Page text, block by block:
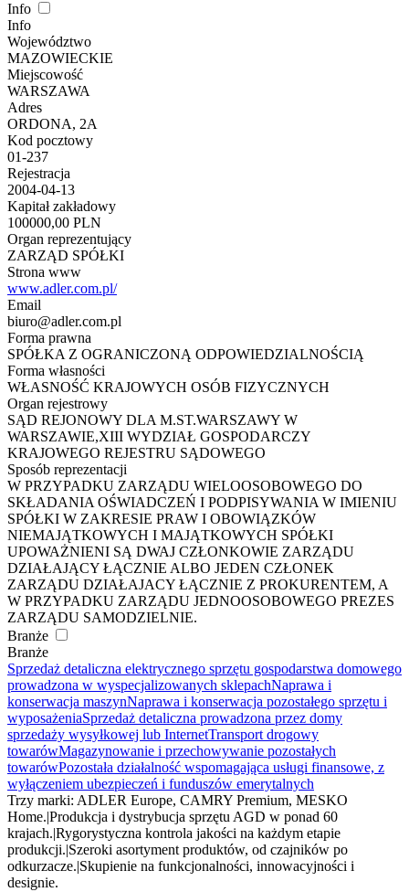
Info
Info
Województwo
MAZOWIECKIE
Miejscowość
WARSZAWA
Adres
ORDONA, 2A
Kod pocztowy
01-237
Rejestracja
2004-04-13
Kapitał zakładowy
100000,00 PLN
Organ reprezentujący
ZARZĄD SPÓŁKI
Strona www
www.adler.com.pl/
Email
biuro@adler.com.pl
Forma prawna
SPÓŁKA Z OGRANICZONĄ ODPOWIEDZIALNOŚCIĄ
Forma własności
WŁASNOŚĆ KRAJOWYCH OSÓB FIZYCZNYCH
Organ rejestrowy
SĄD REJONOWY DLA M.ST.WARSZAWY W
WARSZAWIE,XIII WYDZIAŁ GOSPODARCZY
KRAJOWEGO REJESTRU SĄDOWEGO
Sposób reprezentacji
W PRZYPADKU ZARZĄDU WIELOOSOBOWEGO DO
SKŁADANIA OŚWIADCZEŃ I PODPISYWANIA W IMIENIU
SPÓŁKI W ZAKRESIE PRAW I OBOWIĄZKÓW
NIEMAJĄTKOWYCH I MAJĄTKOWYCH SPÓŁKI
UPOWAŻNIENI SĄ DWAJ CZŁONKOWIE ZARZĄDU
DZIAŁAJĄCY ŁĄCZNIE ALBO JEDEN CZŁONEK
ZARZĄDU DZIAŁAJACY ŁĄCZNIE Z PROKURENTEM, A
W PRZYPADKU ZARZĄDU JEDNOOSOBOWEGO PREZES
ZARZĄDU SAMODZIELNIE.
Branże
Branże
Sprzedaż detaliczna elektrycznego sprzętu gospodarstwa domowego
prowadzona w wyspecjalizowanych sklepachNaprawa i
konserwacja maszynNaprawa i konserwacja pozostałego sprzętu i
wyposażeniaSprzedaż detaliczna prowadzona przez domy
sprzedaży wysyłkowej lub InternetTransport drogowy
towarówMagazynowanie i przechowywanie pozostałych
towarówPozostała działalność wspomagająca usługi finansowe, z
wyłączeniem ubezpieczeń i funduszów emerytalnych
Trzy marki: ADLER Europe, CAMRY Premium, MESKO
Home. Produkcja i dystrybucja sprzętu AGD w ponad 60
krajach. Rygorystyczna kontrola jakości na każdym etapie
produkcji. Szeroki asortyment produktów, od czajników po
odkurzacze. Skupienie na funkcjonalności, innowacyjności i
designie.